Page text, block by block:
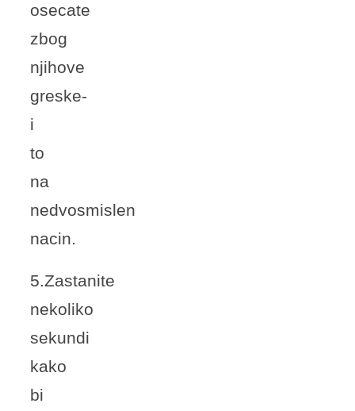
osecate
zbog
njihove
greske-
i
to
na
nedvosmislen
nacin.
5.Zastanite
nekoliko
sekundi
kako
bi